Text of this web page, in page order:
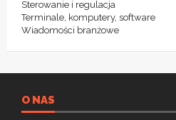
Sterowanie i regulacja
Terminale, komputery, software
Wiadomości branżowe
O NAS